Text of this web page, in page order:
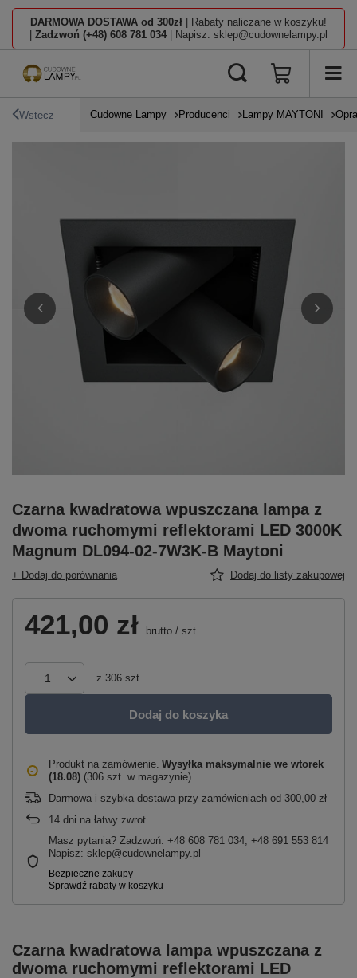
DARMOWA DOSTAWA od 300zł | Rabaty naliczane w koszyku!
Zadzwoń (+48) 608 781 034 | Napisz: sklep@cudownelampy.pl
Wstecz Cudowne Lampy Producenci Lampy MAYTONI
Czarna kwadratowa wpuszczana lampa z
dwoma ruchomymi reflektorami LED 3000K
Magnum DL094-02-7W3K-B Maytoni
+ Dodaj do porównania Dodaj do listy zakupowej
421,00 zł brutto / szt.
z 306 szt.
Dodaj do koszyka
Produkt na zamówienie Wysyłka maksymalnie we wtorek
(18.08) (306 szt. w magazynie)
Darmowa i szybka dostawa przy zamówieniach od 300,00 zł
14 dni na łatwy zwrot
Masz pytania? Zadzwoń: +48 608 781 034, +48 691 553 814
Napisz: sklep@cudownelampy.pl
Czarna kwadratowa lampa wpuszczana z
dwoma ruchomymi reflektorami LED